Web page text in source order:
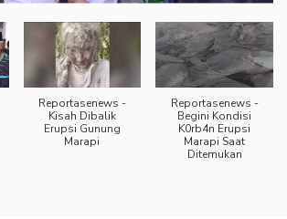
Reportasenews -
Kisah Dibalik
Erupsi Gunung
Marapi
Reportasenews -
Begini Kondisi
K0rb4n Erupsi
Marapi Saat
Ditemukan